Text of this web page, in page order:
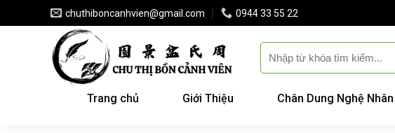
to
chuthiboncanhvien@gmail.com 0944 33 55 22
Trang chủ Giới Thiệu Chân Dung Nghệ Nhân